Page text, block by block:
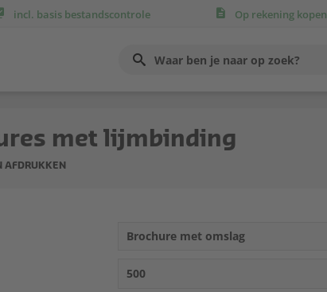
incl. basis bestandscontrole Op rekening kopen
select
available
result.
met lijmbinding
AFDRUKKEN
Brochure met omslag
500